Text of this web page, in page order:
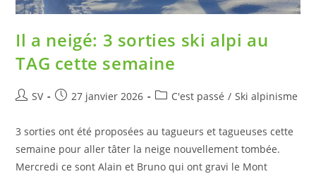
Il a neigé: 3 sorties ski alpi au
TAG cette semaine
SV 27 janvier 2026 C'est passé / Ski alpinisme
3 sorties ont été proposées au tagueurs et tagueuses cette
semaine pour aller tâter la neige nouvellement tombée.
Mercredi ce sont Alain et Bruno qui ont gravi le Mont